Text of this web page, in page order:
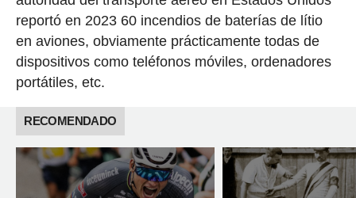
reportó en 2023 60 incendios de baterías de lítio
en aviones, obviamente prácticamente todas de
dispositivos como teléfonos móviles, ordenadores
portátiles, etc.
RECOMENDADO